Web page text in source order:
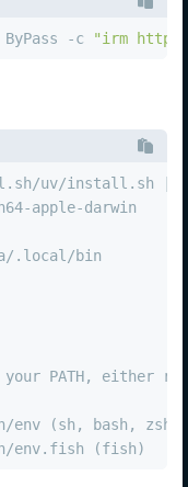
-c "irm
uv/install.sh |
apple-darwin
.local/bin
your PATH, either
env (sh, bash, zsh)
env.fish (fish)